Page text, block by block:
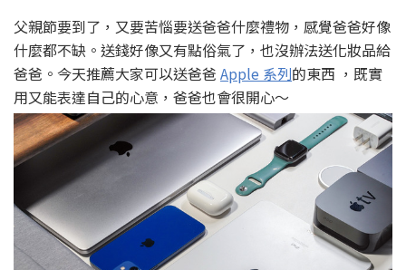
父親節要到了，又要苦惱要送爸爸什麼禮物，感覺爸爸好像
什麼都不缺。送錢好像又有點俗氣了，也沒辦法送化妝品給
爸爸。今天推薦大家可以送爸爸 Apple 系列的東西 ，既實
用又能表達自己的心意，爸爸也會很開心～